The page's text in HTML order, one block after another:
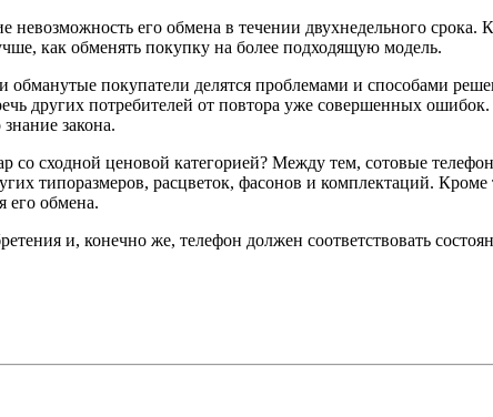
его обмена в течении двухнедельного срока.
как обменять покупку на более подходящую модель.
покупатели делятся проблемами и способами
других потребителей от повтора уже совершенных
закона.
сходной ценовой категорией? Между тем, сотовые
типоразмеров, расцветок, фасонов и комплектаций.
его обмена.
и, конечно же, телефон должен соответствовать